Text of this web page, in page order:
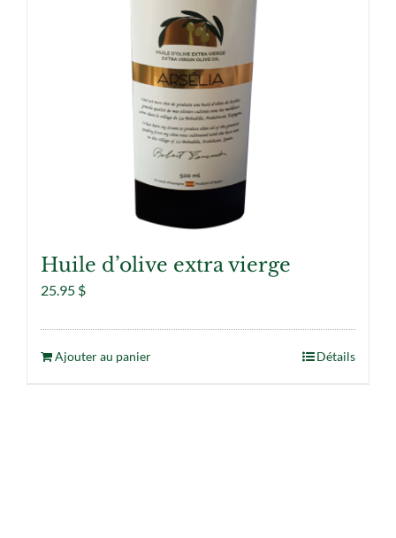
Huile d’olive extra vierge
25.95 $
Ajouter au panier Détails